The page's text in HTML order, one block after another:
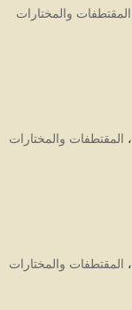
المقتطفات والمختارات
، المقتطفات والمختارات
، المقتطفات والمختارات